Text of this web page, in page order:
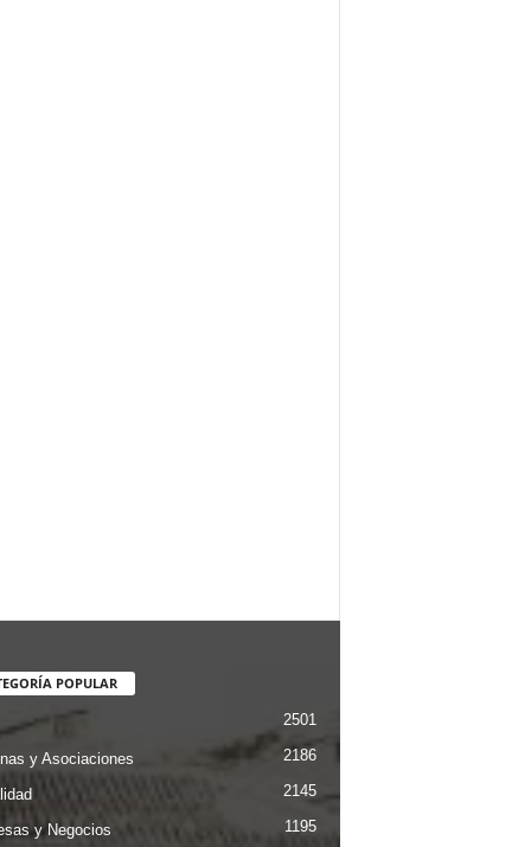
POPULAR
2501
y Asociaciones 2186
2145
y Negocios 1195